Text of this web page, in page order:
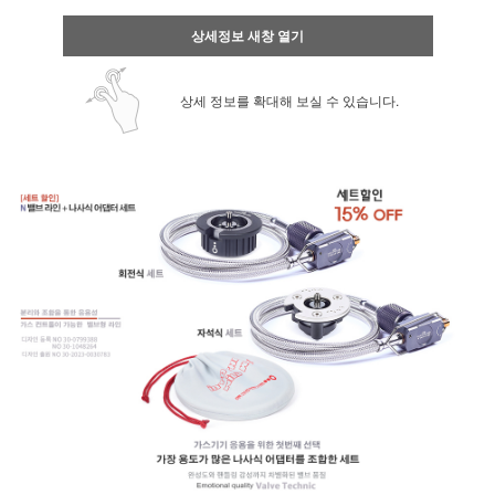
상세정보 새창 열기
상세 정보를 확대해 보실 수 있습니다.